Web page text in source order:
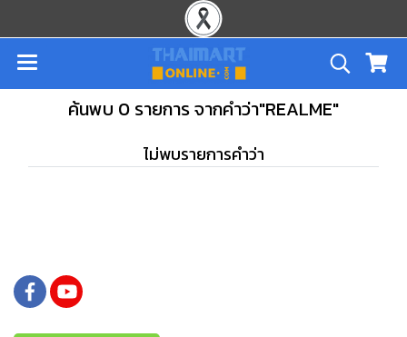
ค้นพบ 0 รายการ จากคำว่า"REALME"
ไม่พบรายการคำว่า